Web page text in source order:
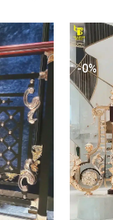
-0%